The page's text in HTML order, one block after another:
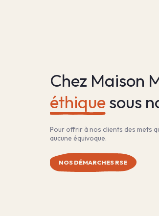
Chez Maison
éthique sous
Pour offrir à nos clients des mets
aucune équivoque.
NOS DÉMARCHES RSE